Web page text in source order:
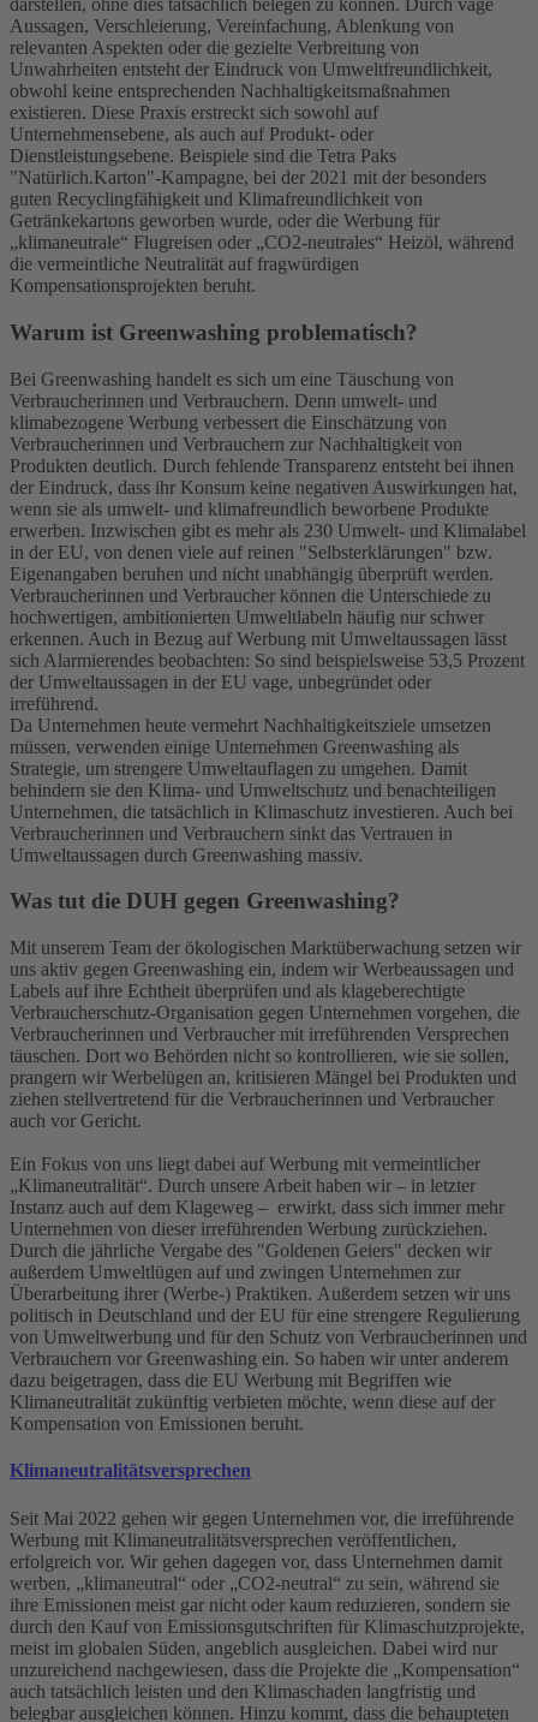
darstellen, ohne dies tatsächlich belegen zu können. Durch vage
Aussagen, Verschleierung, Vereinfachung, Ablenkung von
relevanten Aspekten oder die gezielte Verbreitung von
Unwahrheiten entsteht der Eindruck von Umweltfreundlichkeit,
obwohl keine entsprechenden Nachhaltigkeitsmaßnahmen
existieren. Diese Praxis erstreckt sich sowohl auf
Unternehmensebene, als auch auf Produkt- oder
Dienstleistungsebene. Beispiele sind die Tetra Paks
"Natürlich.Karton"-Kampagne, bei der 2021 mit der besonders
guten Recyclingfähigkeit und Klimafreundlichkeit von
Getränkekartons geworben wurde, oder die Werbung für
„klimaneutrale“ Flugreisen oder „CO2-neutrales“ Heizöl, während
die vermeintliche Neutralität auf fragwürdigen
Kompensationsprojekten beruht.
Warum ist Greenwashing problematisch?
Bei Greenwashing handelt es sich um eine Täuschung von
Verbraucherinnen und Verbrauchern. Denn umwelt- und
klimabezogene Werbung verbessert die Einschätzung von
Verbraucherinnen und Verbrauchern zur Nachhaltigkeit von
Produkten deutlich. Durch fehlende Transparenz entsteht bei ihnen
der Eindruck, dass ihr Konsum keine negativen Auswirkungen hat,
wenn sie als umwelt- und klimafreundlich beworbene Produkte
erwerben. Inzwischen gibt es mehr als 230 Umwelt- und Klimalabel
in der EU, von denen viele auf reinen "Selbsterklärungen" bzw.
Eigenangaben beruhen und nicht unabhängig überprüft werden.
Verbraucherinnen und Verbraucher können die Unterschiede zu
hochwertigen, ambitionierten Umweltlabeln häufig nur schwer
erkennen. Auch in Bezug auf Werbung mit Umweltaussagen lässt
sich Alarmierendes beobachten: So sind beispielsweise 53,5 Prozent
der Umweltaussagen in der EU vage, unbegründet oder
irreführend.
Da Unternehmen heute vermehrt Nachhaltigkeitsziele umsetzen
müssen, verwenden einige Unternehmen Greenwashing als
Strategie, um strengere Umweltauflagen zu umgehen. Damit
behindern sie den Klima- und Umweltschutz und benachteiligen
Unternehmen, die tatsächlich in Klimaschutz investieren. Auch bei
Verbraucherinnen und Verbrauchern sinkt das Vertrauen in
Umweltaussagen durch Greenwashing massiv.
Was tut die DUH gegen Greenwashing?
Mit unserem Team der ökologischen Marktüberwachung setzen wir
uns aktiv gegen Greenwashing ein, indem wir Werbeaussagen und
Labels auf ihre Echtheit überprüfen und als klageberechtigte
Verbraucherschutz-Organisation gegen Unternehmen vorgehen, die
Verbraucherinnen und Verbraucher mit irreführenden Versprechen
täuschen. Dort wo Behörden nicht so kontrollieren, wie sie sollen,
prangern wir Werbelügen an, kritisieren Mängel bei Produkten und
ziehen stellvertretend für die Verbraucherinnen und Verbraucher
auch vor Gericht.
Ein Fokus von uns liegt dabei auf Werbung mit vermeintlicher
„Klimaneutralität“. Durch unsere Arbeit haben wir – in letzter
Instanz auch auf dem Klageweg – erwirkt, dass sich immer mehr
Unternehmen von dieser irreführenden Werbung zurückziehen.
Durch die jährliche Vergabe des "Goldenen Geiers" decken wir
außerdem Umweltlügen auf und zwingen Unternehmen zur
Überarbeitung ihrer (Werbe-) Praktiken. Außerdem setzen wir uns
politisch in Deutschland und der EU für eine strengere Regulierung
von Umweltwerbung und für den Schutz von Verbraucherinnen und
Verbrauchern vor Greenwashing ein. So haben wir unter anderem
dazu beigetragen, dass die EU Werbung mit Begriffen wie
Klimaneutralität zukünftig verbieten möchte, wenn diese auf der
Kompensation von Emissionen beruht.
Klimaneutralitätsversprechen
Seit Mai 2022 gehen wir gegen Unternehmen vor, die irreführende
Werbung mit Klimaneutralitätsversprechen veröffentlichen,
erfolgreich vor. Wir gehen dagegen vor, dass Unternehmen damit
werben, „klimaneutral“ oder „CO2-neutral“ zu sein, während sie
ihre Emissionen meist gar nicht oder kaum reduzieren, sondern sie
durch den Kauf von Emissionsgutschriften für Klimaschutzprojekte,
meist im globalen Süden, angeblich ausgleichen. Dabei wird nur
unzureichend nachgewiesen, dass die Projekte die „Kompensation“
auch tatsächlich leisten und den Klimaschaden langfristig und
belegbar ausgleichen können. Hinzu kommt, dass die behaupteten